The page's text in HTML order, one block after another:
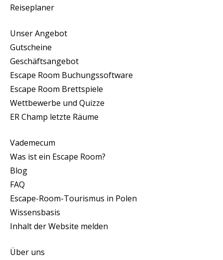
Reiseplaner
Unser Angebot
Gutscheine
Geschäftsangebot
Escape Room Buchungssoftware
Escape Room Brettspiele
Wettbewerbe und Quizze
ER Champ letzte Räume
Vademecum
Was ist ein Escape Room?
Blog
FAQ
Escape-Room-Tourismus in Polen
Wissensbasis
Inhalt der Website melden
Über uns